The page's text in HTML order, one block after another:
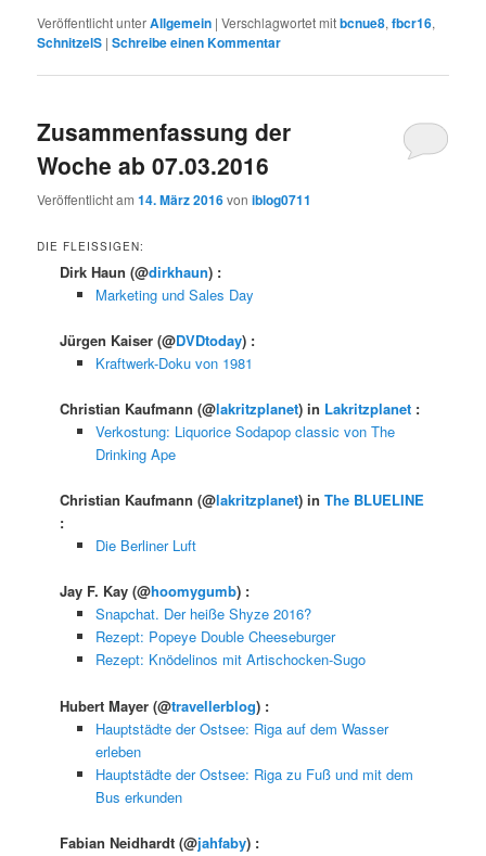
Veröffentlicht unterAllgemein |Verschlagwortet mitbcnue8,fbcr16,
SchnitzelS |Schreibe einen Kommentar
Zusammenfassung der
Woche ab 07.03.2016
Veröffentlicht am14. März 2016voniblog0711
DIE FLEISSIGEN:
Dirk Haun(@dirkhaun) :
Marketing und Sales Day
Jürgen Kaiser(@DVDtoday) :
Kraftwerk-Doku von 1981
Christian Kaufmann(@lakritzplanet) in Lakritzplanet :
Verkostung: Liquorice Sodapop classic von The
Drinking Ape
Christian Kaufmann(@lakritzplanet) inThe BLUELINE
:
Die Berliner Luft
Jay F. Kay(@hoomygumb) :
Snapchat. Der heiße Shyze 2016?
Rezept: Popeye Double Cheeseburger
Rezept: Knödelinos mit Artischocken-Sugo
Hubert Mayer(@travellerblog) :
Hauptstädte der Ostsee: Riga auf dem Wasser
erleben
Hauptstädte der Ostsee: Riga zu Fuß und mit dem
Bus erkunden
Fabian Neidhardt(@jahfaby) :